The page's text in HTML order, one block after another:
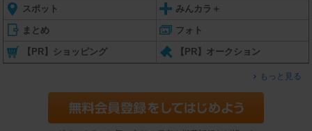
スポット みんカラ＋
まとめ フォト
【PR】ショッピング 【PR】オークション
もっと見る